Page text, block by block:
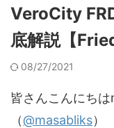
VeroCity
底解説【
08/27/2021
皆さんこんにちは
（@masabliks）